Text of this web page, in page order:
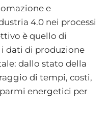
e
4.0 nei processi
è quello di
dati di produzione
dallo stato della
di tempi, costi,
energetici per